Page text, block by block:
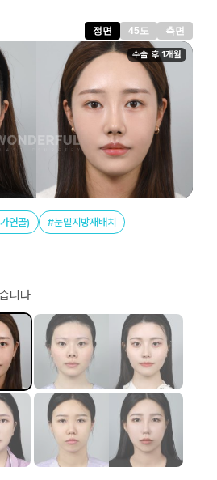
정면 45도 측면
수술 후 1개월
연골)
#눈밑지방재배치
니다